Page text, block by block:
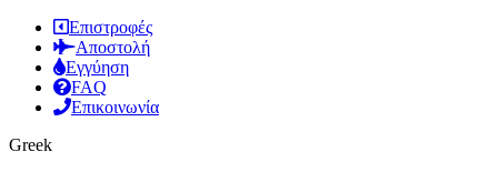
Επιστροφές
Αποστολή
Εγγύηση
FAQ
Επικοινωνία
Greek